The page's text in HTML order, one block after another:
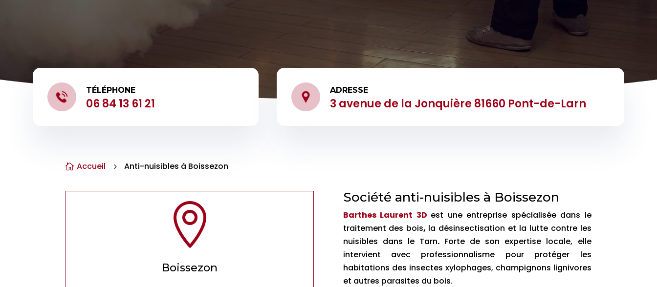
TÉLÉPHONE
06 84 13 61 21
ADRESSE
3 avenue de la Jonquière 81660 Pont-de-Larn
 Accueil 5 Anti-nuisibles à Boissezon

Boissezon
Société anti-nuisibles à Boissezon
Barthes Laurent 3D est une entreprise spécialisée dans le
traitement des bois, la désinsectisation et la lutte contre les
nuisibles dans le Tarn.Forte de son expertise locale, elle
intervient avec professionnalisme pour protéger les
habitations des insectes xylophages, champignons lignivores
et autres parasites du bois.